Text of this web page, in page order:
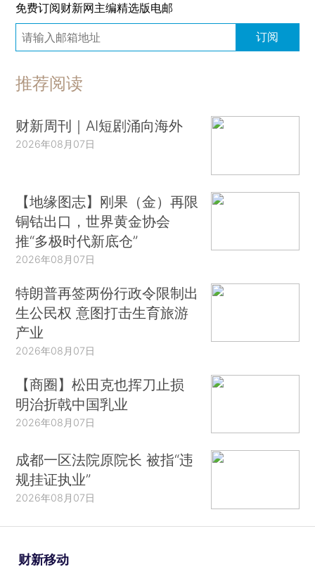
免费订阅财新网主编精选版电邮
订阅
推荐阅读
财新周刊｜AI短剧涌向海外
2026年08月07日
【地缘图志】刚果（金）再限
铜钴出口，世界黄金协会
推“多极时代新底仓”
2026年08月07日
特朗普再签两份行政令限制出
生公民权 意图打击生育旅游
产业
2026年08月07日
【商圈】松田克也挥刀止损
明治折戟中国乳业
2026年08月07日
成都一区法院原院长 被指“违
规挂证执业”
2026年08月07日
财新移动